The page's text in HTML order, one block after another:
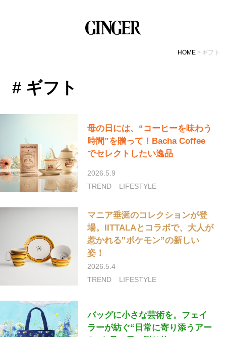
HOME ギフト
# ギフト
母の日には、“コーヒーを味わう
時間”を贈って！Bacha Coffee
でセレクトしたい逸品
2026.5.9
TREND
LIFESTYLE
マニア垂涎のコレクションが登
場。IITTALAとコラボで、大人が
惹かれる‟ポケモン”の新しい
姿！
2026.5.4
TREND
LIFESTYLE
バッグに小さな芸術を。フェイ
ラーが紡ぐ“日常に寄り添うアー